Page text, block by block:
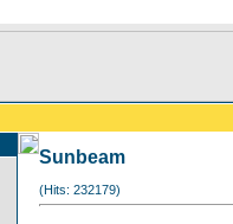
Sunbeam
(Hits: 232179)